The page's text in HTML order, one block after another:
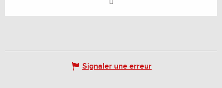
Signaler une erreur